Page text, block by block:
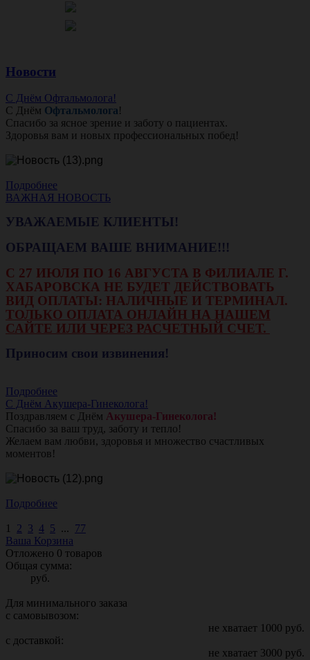
Новости
С Днём Офтальмолога!
С Днём Офтальмолога!
Спасибо за ясное зрение и заботу о пациентах.
Здоровья вам и новых профессиональных побед!
Подробнее
ВАЖНАЯ НОВОСТЬ
УВАЖАЕМЫЕ КЛИЕНТЫ!
ОБРАЩАЕМ ВАШЕ ВНИМАНИЕ!!!
С 27 ИЮЛЯ ПО 16 АВГУСТА В ФИЛИАЛЕ Г.
ХАБАРОВСКА НЕ БУДЕТ ДЕЙСТВОВАТЬ
ВИД ОПЛАТЫ: НАЛИЧНЫЕ И ТЕРМИНАЛ.
ТОЛЬКО ОПЛАТА ОНЛАЙН НА НАШЕМ
САЙТЕ ИЛИ ЧЕРЕЗ РАСЧЕТНЫЙ СЧЕТ.
Приносим свои извинения!
Подробнее
С Днём Акушера-Гинеколога!
Поздравляем с Днём Акушера-Гинеколога!
Спасибо за ваш труд, заботу и тепло!
Желаем вам любви, здоровья и множество счастливых
моментов!
Подробнее
1 2 3 4 5 ... 77
Ваша Корзина
Отложено 0 товаров
Общая сумма:
руб.
Для минимального заказа
с самовывозом:
не хватает 1000 руб.
с доставкой:
не хватает 3000 руб.